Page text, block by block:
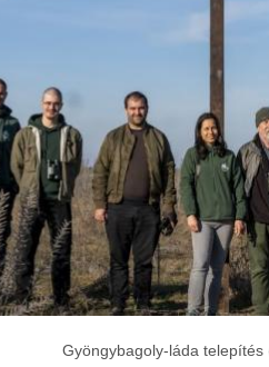
Gyöngybagoly-láda telepítés